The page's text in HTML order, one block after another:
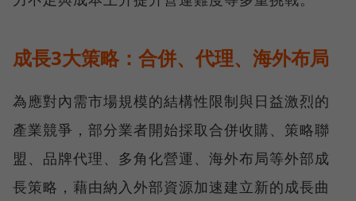
成長3大策略：合併、代理、海外布局
為應對內需市場規模的結構性限制與日益激烈的
產業競爭，部分業者開始採取合併收購、策略聯
盟、品牌代理、多角化營運、海外布局等外部成
長策略，藉由納入外部資源加速建立新的成長曲